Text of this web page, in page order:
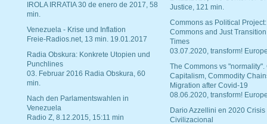
IROLA IRRATIA 30 de enero de 2017, 58
min.
Venezuela - Krise und Inflation
Freie-Radios.net, 13 min. 19.01.2017
Radia Obskura: Konkrete Utopien und
Punchlines
03. Februar 2016 Radia Obskura, 60
min.
Nach den Parlamentswahlen in
Venezuela
Radio Z, 8.12.2015, 15:11 min
Justice, 121 min.
Commons as Political Project:
Commons and Just
Times
03.07.2020, transform!
The Commons vs "normality".
Capitalism, Commodity
Migration after Covid-19
08.06.2020, transform!
Dario Azzellini en 2020 Crisis
Civilizacional